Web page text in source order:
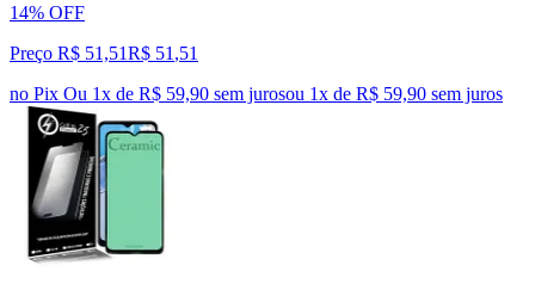
14% OFF
Preço R$ 51,51R$ 51 ,51
no Pix Ou 1x de R$ 59,90 sem jurosou 1x de R$ 59,90 sem juros